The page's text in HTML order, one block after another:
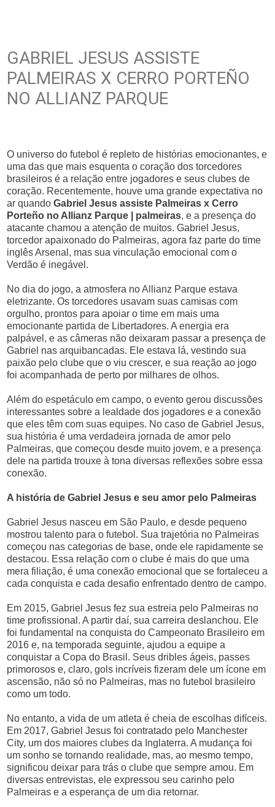
GABRIEL JESUS ASSISTE
PALMEIRAS X CERRO PORTEÑO
NO ALLIANZ PARQUE
O universo do futebol é repleto de histórias emocionantes, e
uma das que mais esquenta o coração dos torcedores
brasileiros é a relação entre jogadores e seus clubes de
coração. Recentemente, houve uma grande expectativa no
ar quandoGabriel Jesus assiste Palmeiras x Cerro
Porteño no Allianz Parque | palmeiras, e a presença do
atacante chamou a atenção de muitos. Gabriel Jesus,
torcedor apaixonado do Palmeiras, agora faz parte do time
inglês Arsenal, mas sua vinculação emocional com o
Verdão é inegável.
No dia do jogo, a atmosfera no Allianz Parque estava
eletrizante. Os torcedores usavam suas camisas com
orgulho, prontos para apoiar o time em mais uma
emocionante partida de Libertadores. A energia era
palpável, e as câmeras não deixaram passar a presença de
Gabriel nas arquibancadas. Ele estava lá, vestindo sua
paixão pelo clube que o viu crescer, e sua reação ao jogo
foi acompanhada de perto por milhares de olhos.
Além do espetáculo em campo, o evento gerou discussões
interessantes sobre a lealdade dos jogadores e a conexão
que eles têm com suas equipes. No caso de Gabriel Jesus,
sua história é uma verdadeira jornada de amor pelo
Palmeiras, que começou desde muito jovem, e a presença
dele na partida trouxe à tona diversas reflexões sobre essa
conexão.
A história de Gabriel Jesus e seu amor pelo Palmeiras
Gabriel Jesus nasceu em São Paulo, e desde pequeno
mostrou talento para o futebol. Sua trajetória no Palmeiras
começou nas categorias de base, onde ele rapidamente se
destacou. Essa relação com o clube é mais do que uma
mera filiação, é uma conexão emocional que se fortaleceu a
cada conquista e cada desafio enfrentado dentro de campo.
Em 2015, Gabriel Jesus fez sua estreia pelo Palmeiras no
time profissional. A partir daí, sua carreira deslanchou. Ele
foi fundamental na conquista do Campeonato Brasileiro em
2016 e, na temporada seguinte, ajudou a equipe a
conquistar a Copa do Brasil. Seus dribles ágeis, passes
primorosos e, claro, gols incríveis fizeram dele um ícone em
ascensão, não só no Palmeiras, mas no futebol brasileiro
como um todo.
No entanto, a vida de um atleta é cheia de escolhas difíceis.
Em 2017, Gabriel Jesus foi contratado pelo Manchester
City, um dos maiores clubes da Inglaterra. A mudança foi
um sonho se tornando realidade, mas, ao mesmo tempo,
significou deixar para trás o clube que sempre amou. Em
diversas entrevistas, ele expressou seu carinho pelo
Palmeiras e a esperança de um dia retornar.